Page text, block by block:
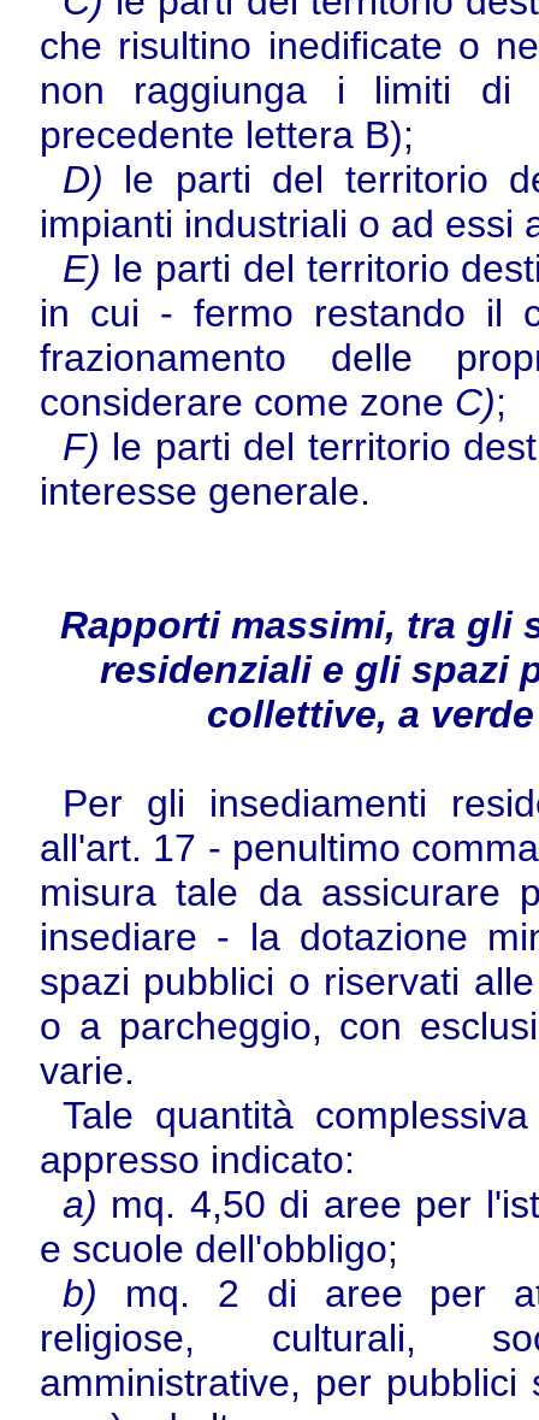
che risultino inedificate o
non raggiunga i limiti di
precedente lettera B);
D) le parti del territorio
impianti industriali o ad essi
E) le parti del territorio
in cui - fermo restando il
frazionamento delle
considerare come zone C);
F) le parti del territorio
interesse generale.
Rapporti massimi, tra gli
residenziali e gli spazi
collettive, a
Per gli insediamenti
all'art. 17 - penultimo
misura tale da assicurare
insediare - la dotazione
spazi pubblici o riservati
o a parcheggio, con
varie.
Tale quantità
appresso indicato:
a) mq. 4,50 di aree per
e scuole dell'obbligo;
b) mq. 2 di aree per
religiose, culturali,
amministrative, per pubblici